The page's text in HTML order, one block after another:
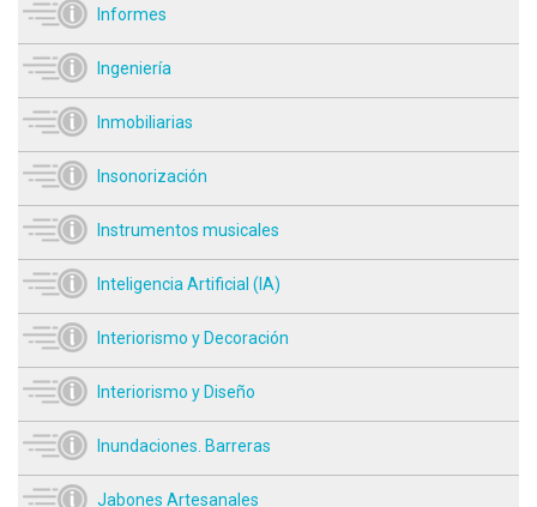
Informes
Ingeniería
Inmobiliarias
Insonorización
Instrumentos musicales
Inteligencia Artificial (IA)
Interiorismo y Decoración
Interiorismo y Diseño
Inundaciones. Barreras
Jabones Artesanales